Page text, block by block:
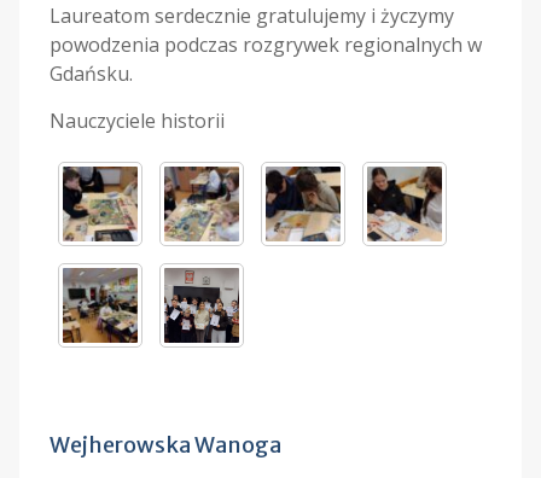
Laureatom serdecznie gratulujemy i życzymy
powodzenia podczas rozgrywek regionalnych w
Gdańsku.
Nauczyciele historii
Wejherowska Wanoga